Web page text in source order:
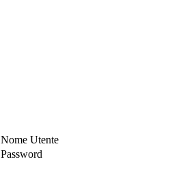
Nome Utente
Password